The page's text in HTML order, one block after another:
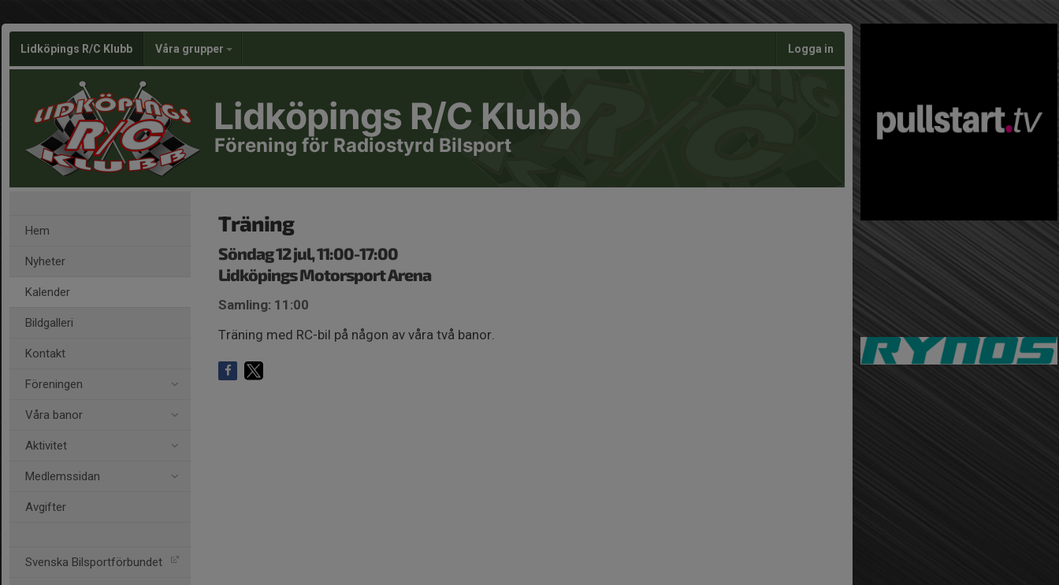
Lidköpings R/C Klubb Våra grupper Logga in
Lidköpings R/C Klubb
Förening för Radiostyrd Bilsport
Hem
Nyheter
Kalender
Bildgalleri
Kontakt
Föreningen
Våra banor
Aktivitet
Medlemssidan
Avgifter
Svenska Bilsportförbundet
Träning
Söndag 12 jul, 11:00-17:00
Lidköpings Motorsport Arena
Samling: 11:00
Träning med RC-bil på någon av våra två banor.